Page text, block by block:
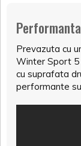
Prevazuta cu
Winter Sport 5
cu suprafata
performante